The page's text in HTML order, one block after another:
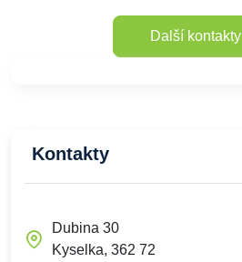
Další kontakty
Kontakty
Dubina 30
Kyselka, 362 72